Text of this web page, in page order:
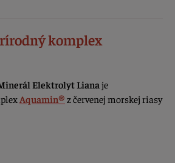
komplex
Elektrolyt Liana je
Aquamin® z červenej morskej riasy